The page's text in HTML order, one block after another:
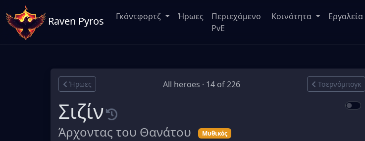
Raven Pyros Γκόντφορτζ Ήρωες
Περιεχόμενο
PvE
Κοινότητα Εργαλεία
Ήρωες All heroes · 14 of 226 Τσερνόμπογκ
Σιζίν
Άρχοντας του Θανάτου Μυθικός